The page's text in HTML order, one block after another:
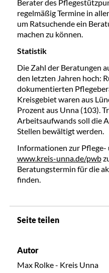
Berater des
regelmäßig Termine in
um Ratsuchende ein
machen zu können.
Statistik
Die Zahl der Beratungen
den letzten Jahren hoch:
dokumentierten
Kreisgebiet waren aus
Prozent aus Unna (103).
Arbeitsaufwands soll die
Stellen bewältigt werden.
Informationen zur
www.kreis-unna.de/pwb
Beratungstermin für die
finden.
Seite teilen
Autor
Max Rolke - Kreis Unna